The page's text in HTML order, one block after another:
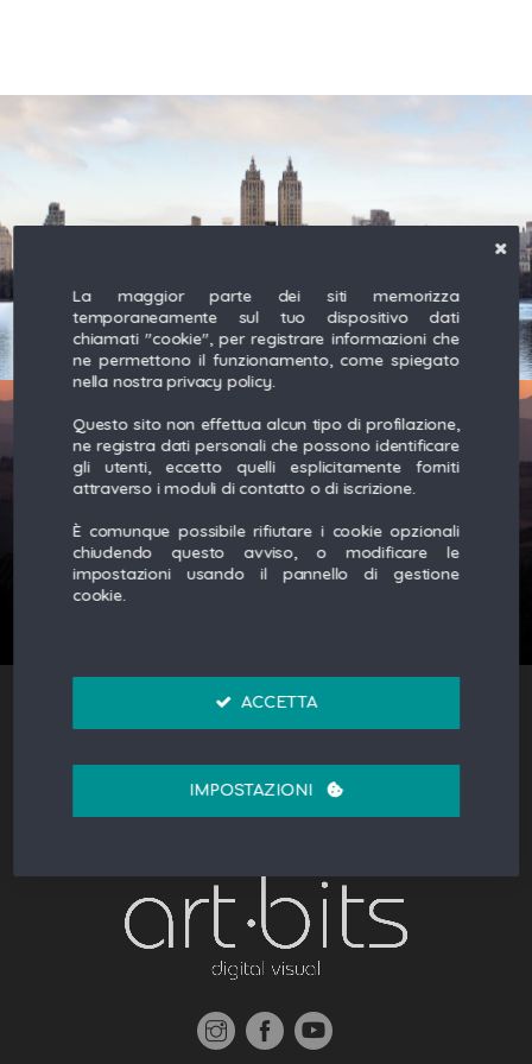
Privacy
La maggior parte dei siti memorizza
temporaneamente sul tuo dispositivo dati
chiamati "cookie", per registrare informazioni che
ne permettono il funzionamento, come spiegato
nella nostra privacy policy.
Questo sito non effettua alcun tipo di profilazione,
ne registra dati personali che possono identificare
gli utenti, eccetto quelli esplicitamente forniti
attraverso i moduli di contatto o di iscrizione.
È comunque possibile rifiutare i cookie opzionali
chiudendo questo avviso, o modificare le
impostazioni usando il pannello di gestione
cookie.
ACCETTA
IMPOSTAZIONI